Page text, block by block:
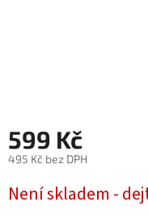
599 Kč
495 Kč bez DPH
cena:
Není skladem -